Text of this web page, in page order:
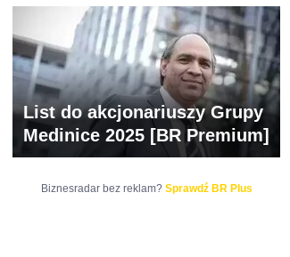
List do akcjonariuszy Grupy
Medinice 2025 [BR Premium]
Biznesradar bez reklam? Sprawdź BR Plus